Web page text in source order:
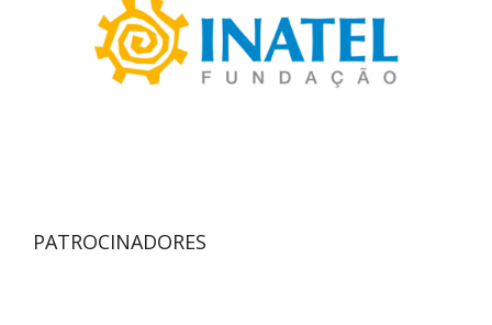
PATROCINADORES